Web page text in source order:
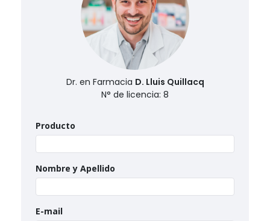
Dr. en Farmacia D. Lluis Quillacq
N° de licencia: 8
Producto
Nombre y Apellido
E-mail